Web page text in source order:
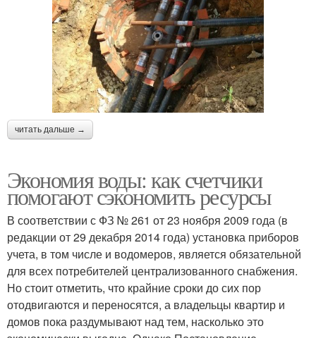
читать дальше →
Экономия воды: как счетчики
помогают сэкономить ресурсы
В соответствии с ФЗ № 261 от 23 ноября 2009 года (в
редакции от 29 декабря 2014 года) установка приборов
учета, в том числе и водомеров, является обязательной
для всех потребителей централизованного снабжения.
Но стоит отметить, что крайние сроки до сих пор
отодвигаются и переносятся, а владельцы квартир и
домов пока раздумывают над тем, насколько это